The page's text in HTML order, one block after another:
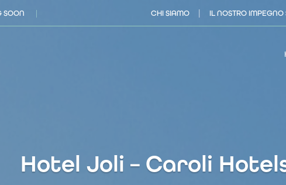
SOON CHI SIAMO IL NOSTRO IMPEGNO
Hotel Joli – Caroli